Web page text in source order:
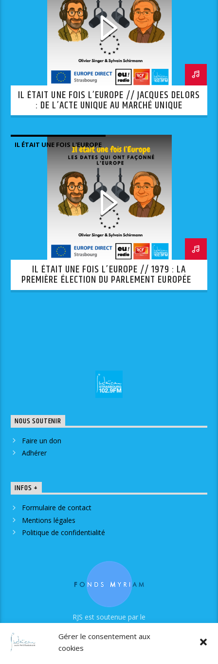
Gérer le consentement aux
cookies
IL ÉTAIT UNE FOIS L’EUROPE // JACQUES DELORS
: DE L’ACTE UNIQUE AU MARCHÉ UNIQUE
IL ÉTAIT UNE FOIS L'EUROPE
IL ÉTAIT UNE FOIS L’EUROPE // 1979 : LA
PREMIÈRE ÉLECTION DU PARLEMENT EUROPÉEN
AU SUFFRAGE UNIVERSEL
NOUS SOUTENIR
Faire un don
Adhérer
INFOS +
Formulaire de contact
Mentions légales
Politique de confidentialité
RJS est soutenue par le